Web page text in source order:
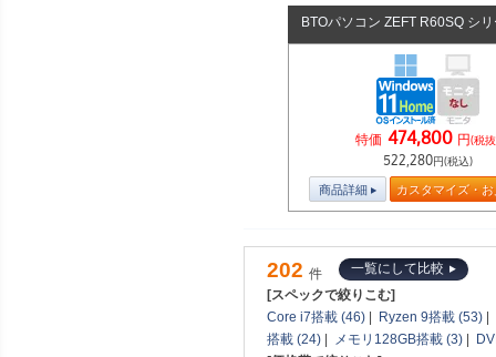
BTOパソコン ZEFT R60SQ シ
特価 474,800 円(税
522,280円(税込)
商品詳細 カスタマイズ・
202 件
一覧にして比較
[スペックで絞りこむ]
Core i7搭載 (46)
Ryzen 9搭載 (53)
搭載 (24)
メモリ128GB搭載 (3)